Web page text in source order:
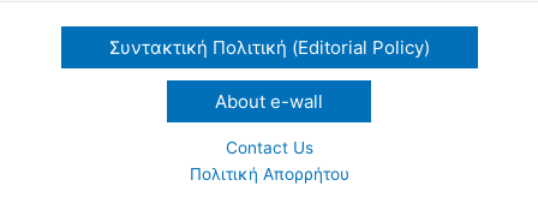
Συντακτική Πολιτική (Editorial Policy)
About e-wall
Contact Us
Πολιτική Απορρήτου